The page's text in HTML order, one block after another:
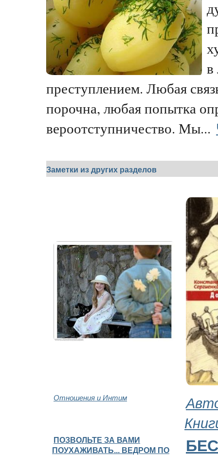
в
преступлением. Любая
порочна, любая попытка
вероотступничество. Мы...
Заметки из других разделов
Отношения и Интим
ПОЗВОЛЬТЕ ЗА ВАМИ
ПОУХАЖИВАТЬ... ВЕДРОМ ПО